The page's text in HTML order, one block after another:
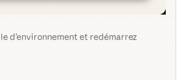
d’environnement et redémarrez